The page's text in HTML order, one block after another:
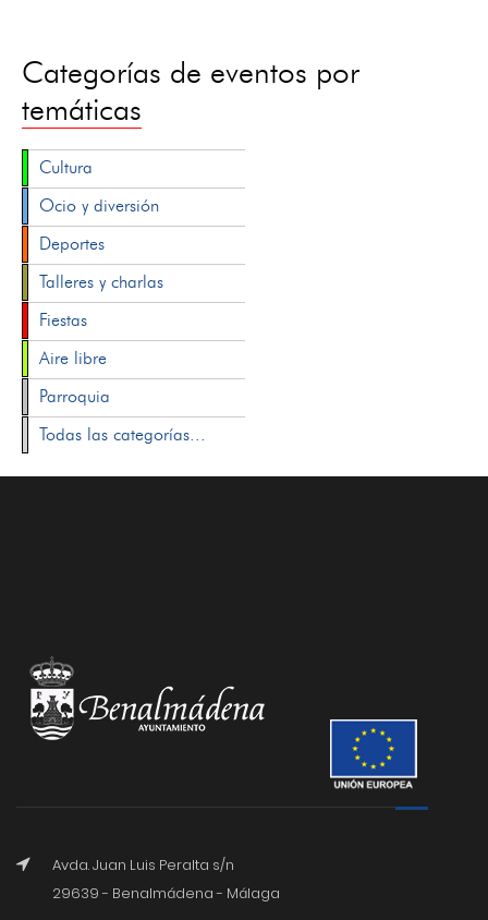
Categorías de eventos por
temáticas
Cultura
Ocio y diversión
Deportes
Talleres y charlas
Fiestas
Aire libre
Parroquia
Todas las categorías...
Avda. Juan Luis Peralta s/n
29639 - Benalmádena - Málaga